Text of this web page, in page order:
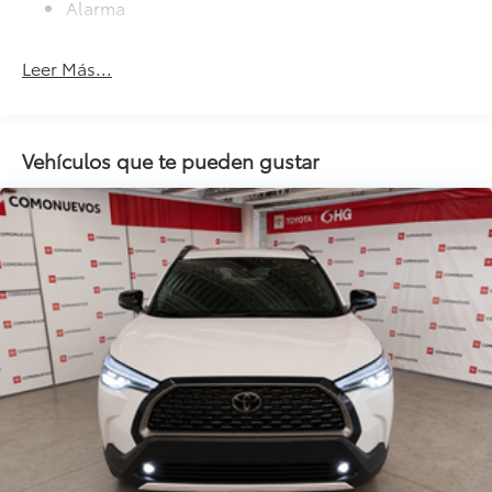
Alarma
Faros Antiniebla
Airbag Laterales
Control De Estabilidad
Comando Remoto Para Radio En El Volante
Aire Acondicionado
Control Eléctrico Para Los Retrovisores
Apoya Cabeza En Asientos Traseros
Asiento Conductor Regulable En Altura
Tapizado De Cuero
Paragolpes Pintados
Sensor De Estacionamiento
Cristales Eléctricos
Leer Más...
Vehículos que te pueden gustar